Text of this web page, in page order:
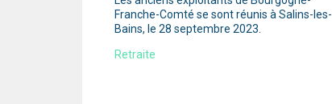
Franche-Comté se sont réunis à Salins-les-
Bains, le 28 septembre 2023.
Retraite